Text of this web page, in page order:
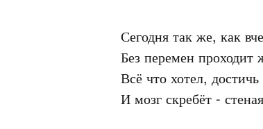
Сегодня так же, как
Без перемен проходит
Всё что хотел, достичь
И мозг скребёт -